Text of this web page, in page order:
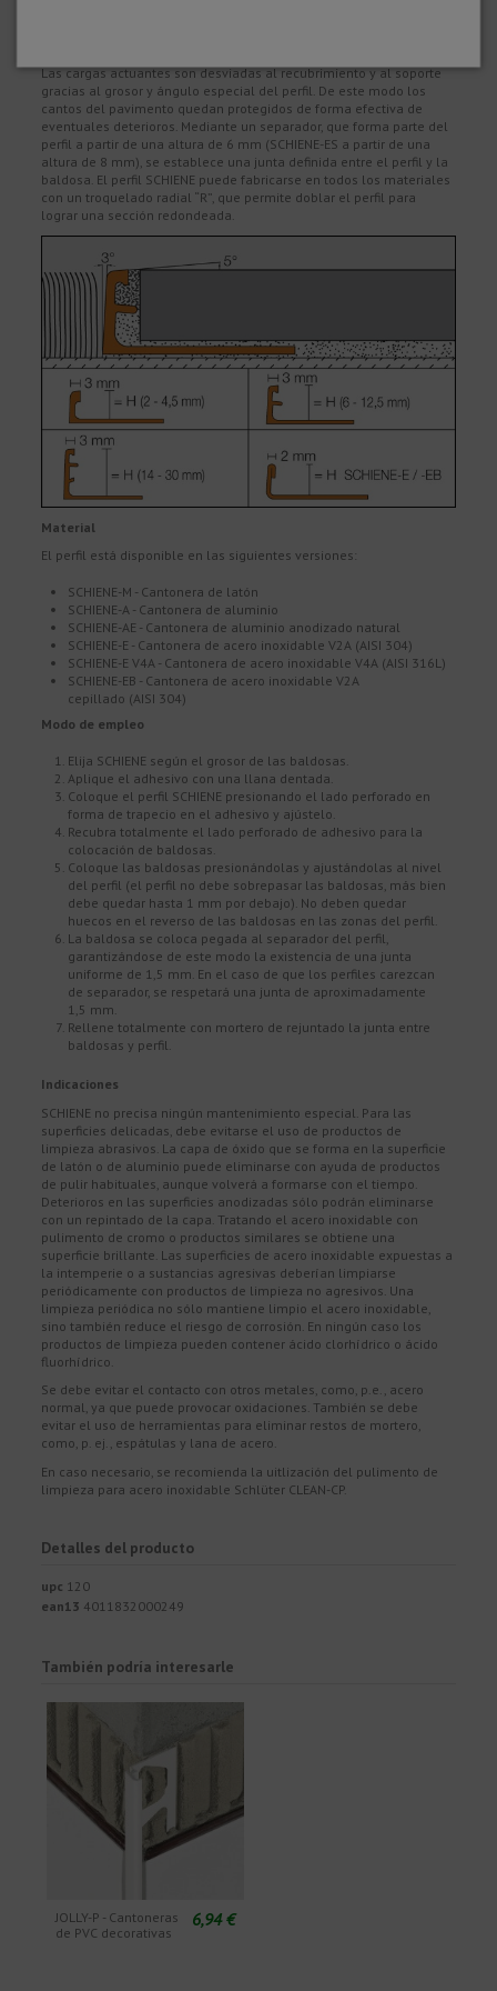
Las cargas actuantes son desviadas al recubrimiento y al soporte
gracias al grosor y ángulo especial del perfil. De este modo los
cantos del pavimento quedan protegidos de forma efectiva de
eventuales deterioros. Mediante un separador, que forma parte del
perfil a partir de una altura de 6 mm (SCHIENE-ES a partir de una
altura de 8 mm), se establece una junta definida entre el perfil y la
baldosa. El perfil SCHIENE puede fabricarse en todos los materiales
con un troquelado radial “R”, que permite doblar el perfil para
lograr una sección redondeada.
Material
El perfil está disponible en las siguientes versiones:
SCHIENE-M - Cantonera de latón
SCHIENE-A - Cantonera de aluminio
SCHIENE-AE - Cantonera de aluminio anodizado natural
SCHIENE-E - Cantonera de acero inoxidable V2A (AISI 304)
SCHIENE-E V4A - Cantonera de acero inoxidable V4A (AISI 316L)
SCHIENE-EB - Cantonera de acero inoxidable V2A
cepillado (AISI 304)
Modo de empleo
Elija SCHIENE según el grosor de las baldosas.
Aplique el adhesivo con una llana dentada.
Coloque el perfil SCHIENE presionando el lado perforado en
forma de trapecio en el adhesivo y ajústelo.
Recubra totalmente el lado perforado de adhesivo para la
colocación de baldosas.
Coloque las baldosas presionándolas y ajustándolas al nivel
del perfil (el perfil no debe sobrepasar las baldosas, más bien
debe quedar hasta 1 mm por debajo). No deben quedar
huecos en el reverso de las baldosas en las zonas del perfil.
La baldosa se coloca pegada al separador del perfil,
garantizándose de este modo la existencia de una junta
uniforme de 1,5 mm. En el caso de que los perfiles carezcan
de separador, se respetará una junta de aproximadamente
1,5 mm.
Rellene totalmente con mortero de rejuntado la junta entre
baldosas y perfil.
Indicaciones
SCHIENE no precisa ningún mantenimiento especial. Para las
superficies delicadas, debe evitarse el uso de productos de
limpieza abrasivos. La capa de óxido que se forma en la superficie
de latón o de aluminio puede eliminarse con ayuda de productos
de pulir habituales, aunque volverá a formarse con el tiempo.
Deterioros en las superficies anodizadas sólo podrán eliminarse
con un repintado de la capa. Tratando el acero inoxidable con
pulimento de cromo o productos similares se obtiene una
superficie brillante. Las superficies de acero inoxidable expuestas a
la intemperie o a sustancias agresivas deberían limpiarse
periódicamente con productos de limpieza no agresivos. Una
limpieza periódica no sólo mantiene limpio el acero inoxidable,
sino también reduce el riesgo de corrosión. En ningún caso los
productos de limpieza pueden contener ácido clorhídrico o ácido
fluorhídrico.
Se debe evitar el contacto con otros metales, como, p.e., acero
normal, ya que puede provocar oxidaciones. También se debe
evitar el uso de herramientas para eliminar restos de mortero,
como, p. ej., espátulas y lana de acero.
En caso necesario, se recomienda la uitlización del pulimento de
limpieza para acero inoxidable Schlüter CLEAN-CP.
Detalles del producto
upc 120
ean13 4011832000249
También podría interesarle
JOLLY-P - Cantoneras
de PVC decorativas
6,94 €